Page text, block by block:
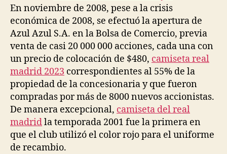
En noviembre de 2008, pese a la crisis
económica de 2008, se efectuó la apertura de
Azul Azul S.A. en la Bolsa de Comercio, previa
venta de casi 20 000 000 acciones, cada una con
un precio de colocación de $480, camiseta real
madrid 2023 correspondientes al 55% de la
propiedad de la concesionaria y que fueron
compradas por más de 8000 nuevos accionistas.
De manera excepcional, camiseta del real
madridla temporada 2001 fue la primera en
que el club utilizó el color rojo para el uniforme
de recambio.